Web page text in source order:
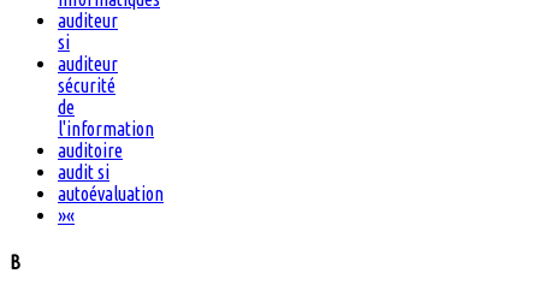
auditeur
si
auditeur
sécurité
de
l'information
auditoire
audit si
autoévaluation
»«
B